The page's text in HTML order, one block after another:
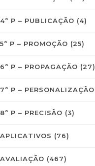
4º P – PUBLICAÇÃO (4)
5º P – PROMOÇÃO (25)
6º P – PROPAGAÇÃO (27)
7º P – PERSONALIZAÇÃO
8º P – PRECISÃO (3)
APLICATIVOS (76)
AVALIAÇÃO (467)